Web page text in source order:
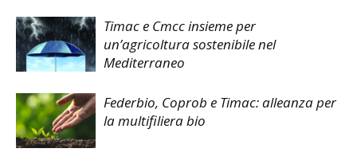
Timac e Cmcc insieme per
un’agricoltura sostenibile nel
Mediterraneo
Federbio, Coprob e Timac: alleanza per
la multifiliera bio